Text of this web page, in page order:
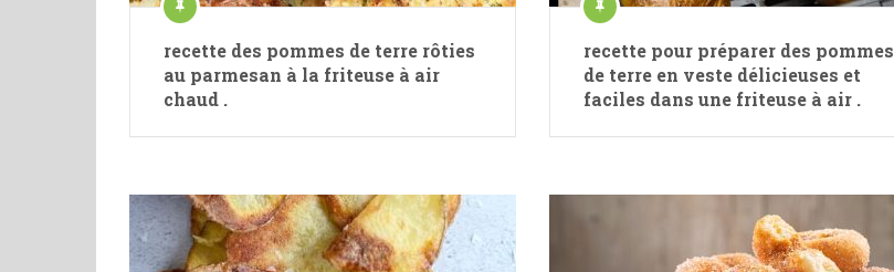
recette des pommes de terre rôties
au parmesan à la friteuse à air
chaud .
recette pour préparer des pommes
de terre en veste délicieuses et
faciles dans une friteuse à air .